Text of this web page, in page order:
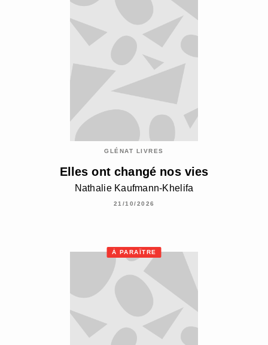
GLÉNAT LIVRES
Elles ont changé nos vies
Nathalie Kaufmann-Khelifa
21/10/2026
À PARAÎTRE